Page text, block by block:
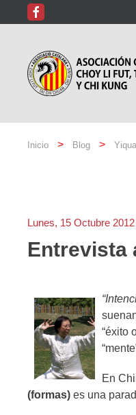
Inicio Blog
Lunes, 15 Octubre
Entrevista
“éxito
En
(formas) es una